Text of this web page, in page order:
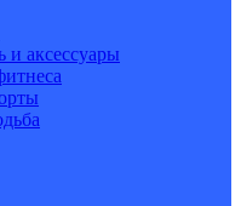
и аксессуары